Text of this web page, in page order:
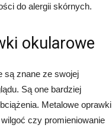
do alergii skórnych.
okularowe
są znane ze swojej
Są one bardziej
Metalowe oprawki
czy promieniowanie